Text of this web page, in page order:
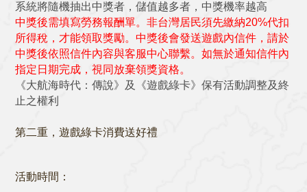
系統將隨機抽出中獎者，儲值越多者，中獎機率越高
中獎後需填寫勞務報酬單。非台灣居民須先繳納20%代扣
所得稅，才能領取獎勵。中獎後會發送遊戲內信件，請於
中獎後依照信件內容與客服中心聯繫。如無於通知信件內
指定日期完成，視同放棄領獎資格。
《大航海時代：傳說》及《遊戲綠卡》保有活動調整及終
止之權利
第二重，遊戲綠卡消費送好禮
活動時間：